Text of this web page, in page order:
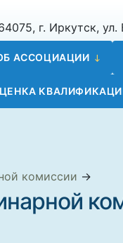
г. Иркутск,
АССОЦИАЦИИ
комиссии →